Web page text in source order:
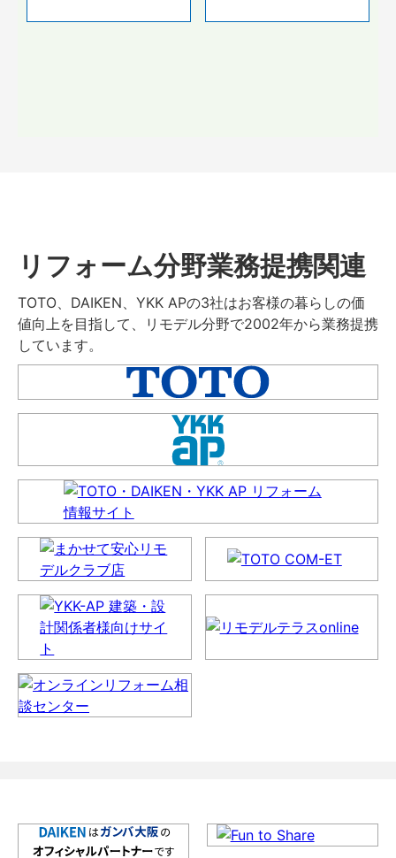
リフォーム分野業務提携関連
TOTO、DAIKEN、YKK APの3社はお客様の暮らしの価
値向上を目指して、リモデル分野で2002年から業務提携
しています。